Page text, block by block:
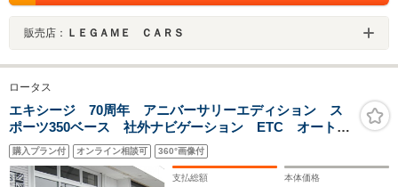
販売店： ＬＥＧＡＭＥ ＣＡＲＳ
ロータス
エキシージ 70周年 アニバーサリーエディション ス
ポーツ350ベース 社外ナビゲーション ETC オートク
ルーズ レッドキャリパー 日本16台限定 カーボンス
ポーツシート アルカンタラステアリング
購入プラン付 オンライン相談可 360°画像付
支払総額 本体価格